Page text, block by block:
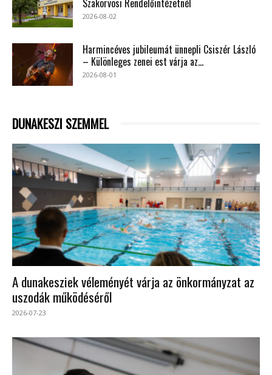
Szakorvosi Rendelőintézetnél
2026-08-02
Harmincéves jubileumát ünnepli Csiszér László
– Különleges zenei est várja az...
2026-08-01
DUNAKESZI SZEMMEL
A dunakesziek véleményét várja az önkormányzat az
uszodák működéséről
2026-07-23